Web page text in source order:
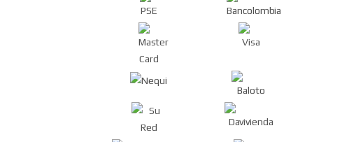
Ver todos
Aceptador cash code
sm repuestos
Aceptador cash code fl
Aceptador cash code fl
inalámbrico 4,8 v + 55
piezas SC048E
Kit herramienta básico
cautín
Kit herramienta básico
multímetro